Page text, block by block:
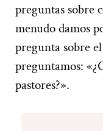
preguntas sobre
menudo damos
pregunta sobre
preguntamos:
pastores?».